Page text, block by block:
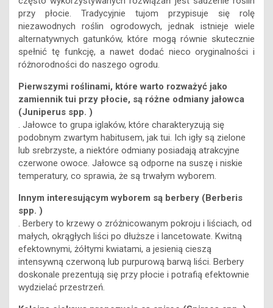
przy płocie. Tradycyjnie tujom przypisuje się rolę
niezawodnych roślin ogrodowych, jednak istnieje wiele
alternatywnych gatunków, które mogą równie skutecznie
spełnić tę funkcję, a nawet dodać nieco oryginalności i
różnorodności do naszego ogrodu.
Pierwszymi roślinami, które warto rozważyć jako
zamiennik tui przy płocie, są różne odmiany jałowca
(Juniperus spp. )
. Jałowce to grupa iglaków, które charakteryzują się
podobnym zwartym habitusem, jak tui. Ich igły są zielone
lub srebrzyste, a niektóre odmiany posiadają atrakcyjne
czerwone owoce. Jałowce są odporne na suszę i niskie
temperatury, co sprawia, że są trwałym wyborem.
Innym interesującym wyborem są berbery (Berberis
spp. )
. Berbery to krzewy o zróżnicowanym pokroju i liściach, od
małych, okrągłych liści po dłuższe i lancetowate. Kwitną
efektownymi, żółtymi kwiatami, a jesienią cieszą
intensywną czerwoną lub purpurową barwą liści. Berbery
doskonale prezentują się przy płocie i potrafią efektownie
wydzielać przestrzeń.